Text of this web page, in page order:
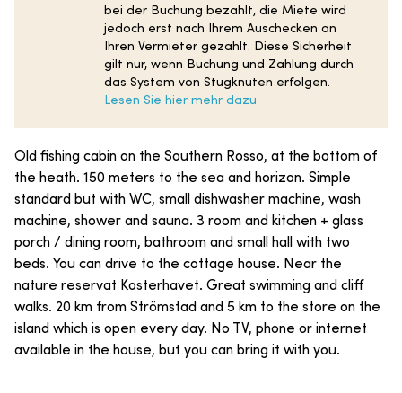
bei der Buchung bezahlt, die Miete wird
jedoch erst nach Ihrem Auschecken an
Ihren Vermieter gezahlt. Diese Sicherheit
gilt nur, wenn Buchung und Zahlung durch
das System von Stugknuten erfolgen.
Lesen Sie hier mehr dazu
Old fishing cabin on the Southern Rosso, at the bottom of
the heath. 150 meters to the sea and horizon. Simple
standard but with WC, small dishwasher machine, wash
machine, shower and sauna. 3 room and kitchen + glass
porch / dining room, bathroom and small hall with two
beds. You can drive to the cottage house. Near the
nature reservat Kosterhavet. Great swimming and cliff
walks. 20 km from Strömstad and 5 km to the store on the
island which is open every day. No TV, phone or internet
available in the house, but you can bring it with you.